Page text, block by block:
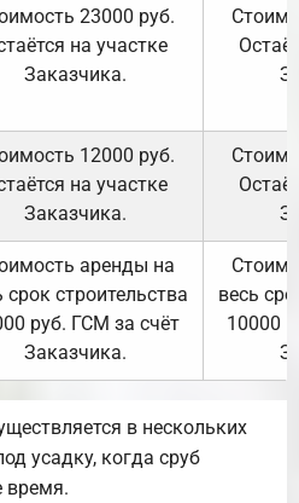
23000 руб.
на участке
Заказчика.
12000 руб.
на участке
Заказчика.
аренды на
срок строительства
руб. ГСМ за счёт
Заказчика.
весь
10000
в нескольких
усадку, когда сруб
время.